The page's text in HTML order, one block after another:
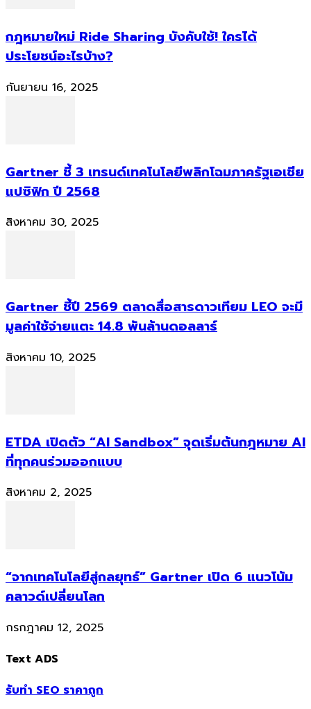
กฎหมายใหม่ Ride Sharing บังคับใช้! ใครได้
ประโยชน์อะไรบ้าง?
กันยายน 16, 2025
Gartner ชี้ 3 เทรนด์เทคโนโลยีพลิกโฉมภาครัฐเอเชีย
แปซิฟิก ปี 2568
สิงหาคม 30, 2025
Gartner ชี้ปี 2569 ตลาดสื่อสารดาวเทียม LEO จะมี
มูลค่าใช้จ่ายแตะ 14.8 พันล้านดอลลาร์
สิงหาคม 10, 2025
ETDA เปิดตัว “AI Sandbox” จุดเริ่มต้นกฎหมาย AI
ที่ทุกคนร่วมออกแบบ
สิงหาคม 2, 2025
“จากเทคโนโลยีสู่กลยุทธ์” Gartner เปิด 6 แนวโน้ม
คลาวด์เปลี่ยนโลก
กรกฎาคม 12, 2025
Text ADS
รับทำ SEO ราคาถูก